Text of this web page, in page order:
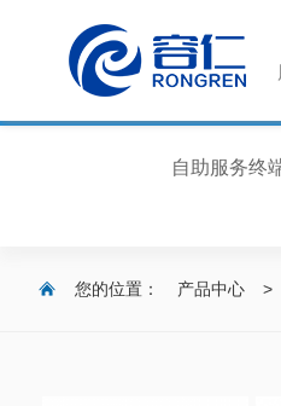
自助服务终
您的位置： 产品中心 >